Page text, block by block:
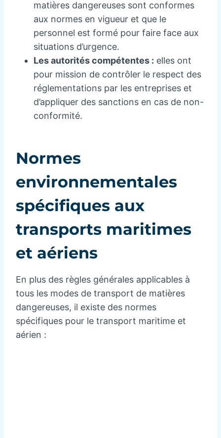
matières dangereuses sont conformes
aux normes en vigueur et que le
personnel est formé pour faire face aux
situations d’urgence.
Les autorités compétentes : elles ont
pour mission de contrôler le respect des
réglementations par les entreprises et
d’appliquer des sanctions en cas de non-
conformité.
Normes
environnementales
spécifiques aux
transports maritimes
et aériens
En plus des règles générales applicables à
tous les modes de transport de matières
dangereuses, il existe des normes
spécifiques pour le transport maritime et
aérien :